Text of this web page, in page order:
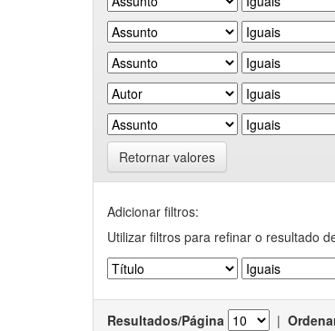
Retornar valores
Adicionar filtros:
Utilizar filtros para refinar o resultado
Resultados/Página |